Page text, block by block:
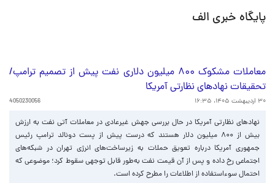
پایگاه خبری الف
معاملات مشکوک ۸۰۰ میلیون دلاری نفت پیش از تصمیم ترامپ/
تحقیقات نهادهای نظارتی آمریکا
۳۰ اردیبهشت ۱۴۰۵، ۱۶:۳۵ 4050230056
نهادهای نظارتی آمریکا در حال بررسی جهش غیرعادی در معاملات آتی نفت به ارزش
بیش از ۸۰۰ میلیون دلار هستند که درست پیش از پست دونالد ترامپ رئیس
جمهوری آمریکا درباره تعویق حملات به زیرساخت‌های انرژی تهران در شبکه‌های
اجتماعی رخ داده و پس از آن قیمت نفت به‌طور قابل توجهی سقوط کرد؛ موضوعی که
احتمال سوءاستفاده از اطلاعات را مطرح کرده است.